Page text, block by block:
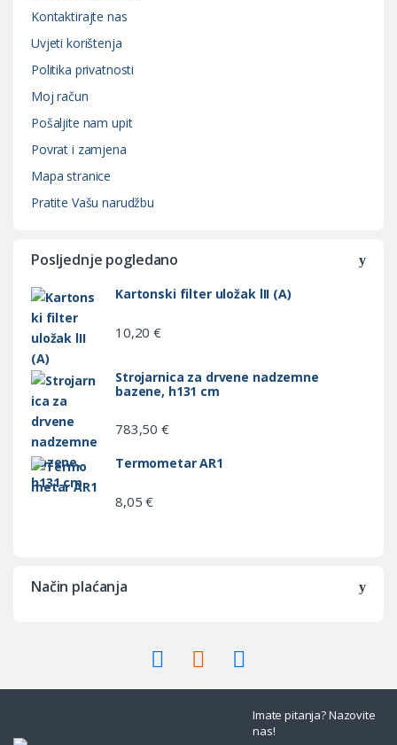
Kontaktirajte nas
Uvjeti korištenja
Politika privatnosti
Moj račun
Pošaljite nam upit
Povrat i zamjena
Mapa stranice
Pratite Vašu narudžbu
Posljednje pogledano
Kartonski filter uložak lII (A)
10,20€
Strojarnica za drvene nadzemne
bazene, h131 cm
783,50€
Termometar AR1
8,05€
Način plaćanja
Imate pitanja? Nazovite
nas!